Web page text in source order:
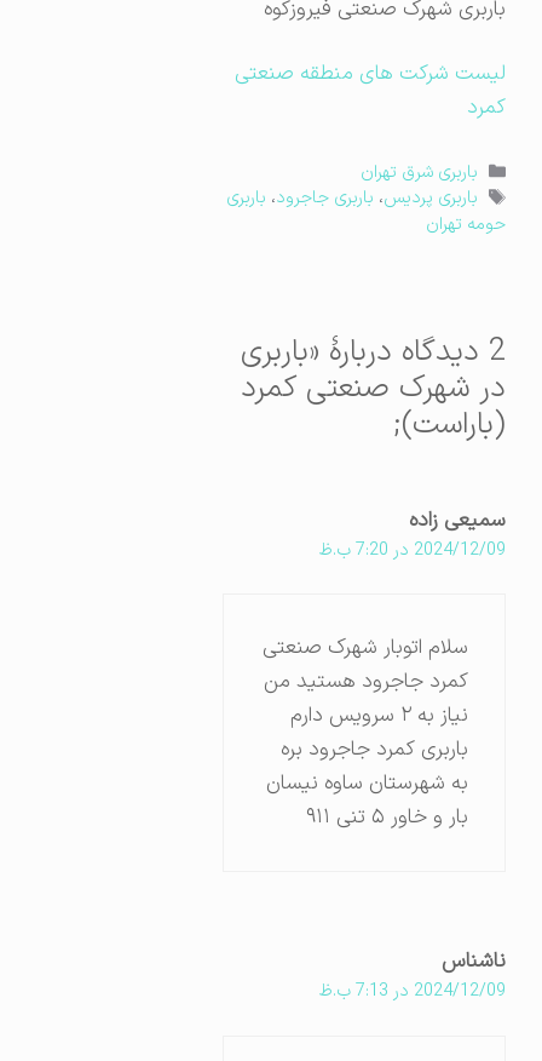
باربری شهرک صنعتی فیروزکوه
لیست شرکت های منطقه صنعتی
کمرد
دسته‌ها
باربری شرق تهران
برچسب‌ها
باربری پردیس،باربری جاجرود،باربری
حومه تهران
2 دیدگاه دربارهٔ «باربری
در شهرک صنعتی کمرد
(باراست);
سمیعی زاده
2024/12/09 در 7:20 ب.ظ
سلام اتوبار شهرک صنعتی
کمرد جاجرود هستید من
نیاز به ۲ سرویس دارم
باربری کمرد جاجرود بره
به شهرستان ساوه نیسان
بار و خاور ۵ تنی ۹۱۱
ناشناس
2024/12/09 در 7:13 ب.ظ